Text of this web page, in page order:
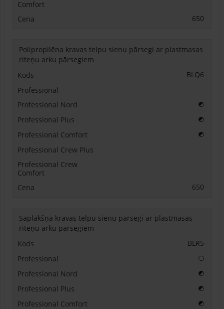
650
Polipropilēna kravas telpu sienu pārsegi ar plastmasas
riteņu arku pārsegiem
BLQ6
650
Saplākšņa kravas telpu sienu pārsegi ar plastmasas
riteņu arku pārsegiem
BLR5